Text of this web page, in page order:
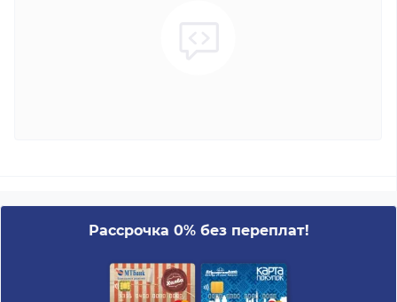
Рассрочка 0% без переплат!